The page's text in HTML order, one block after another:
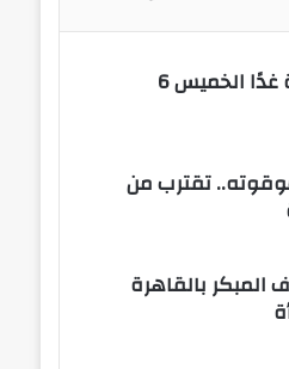
درجات الحرارة المتوقعة غدًا الخميس 6
موقوته.. تقترب من
بالقاهرة